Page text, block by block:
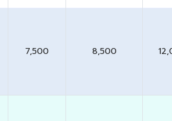
7,500 8,500